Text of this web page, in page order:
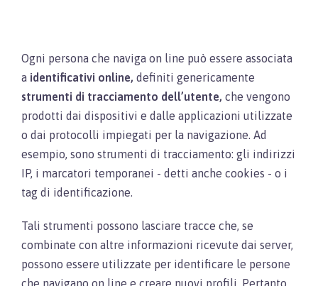
Ogni persona che naviga on line può essere associata
a identificativi online, definiti genericamente
strumenti di tracciamento dell’utente, che vengono
prodotti dai dispositivi e dalle applicazioni utilizzate
o dai protocolli impiegati per la navigazione. Ad
esempio, sono strumenti di tracciamento: gli indirizzi
IP, i marcatori temporanei - detti anche cookies - o i
tag di identificazione.
Tali strumenti possono lasciare tracce che, se
combinate con altre informazioni ricevute dai server,
possono essere utilizzate per identificare le persone
che navigano on line e creare nuovi profili. Pertanto,